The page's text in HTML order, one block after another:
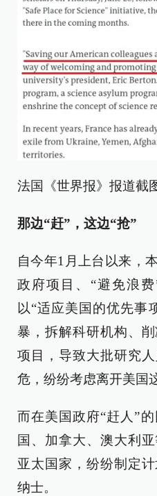
法国《世界报》报道截
那边“赶”，这边“抢”
自今年1月上台以来，
政府项目、“避免浪
以“适应美国的优先事
暴，拆解科研机构、
项目，导致大批研究
危，纷纷考虑离开美国
而在美国政府“赶人”
国、加拿大、澳大利
亚太国家，纷纷制定
纳士。